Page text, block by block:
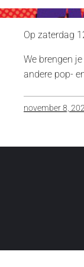
Op zaterdag
We brengen
andere pop-
november 8,